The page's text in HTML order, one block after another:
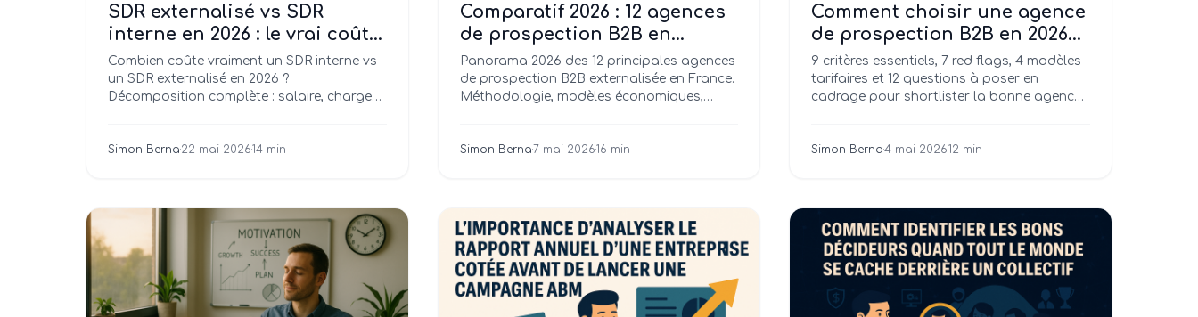
SDR externalisé vs SDR
interne en 2026 : le vrai coût
comparé (et quand chacun
est rentable)
Combien coûte vraiment un SDR interne vs
un SDR externalisé en 2026 ?
Décomposition complète : salaire, charges,
Simon Berna·22 mai 2026·14 min
Comparatif 2026 : 12 agences
de prospection B2B en
France (et comment choisir
la bonne pour votre profil)
Panorama 2026 des 12 principales agences
de prospection B2B externalisée en France.
Méthodologie, modèles économiques,
SON profil.
Simon Berna·7 mai 2026·16 min
Comment choisir une agence
de prospection B2B en 2026
(guide pratique)
9 critères essentiels, 7 red flags, 4 modèles
tarifaires et 12 questions à poser en
cadrage pour shortlister la bonne agence
Simon Berna·4 mai 2026·12 min